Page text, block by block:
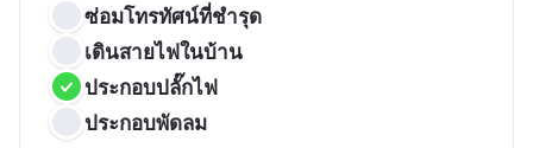
ซ่อมโทรทัศน์ที่ชำรุด
เดินสายไฟในบ้าน
ประกอบปลั๊กไฟ
ประกอบพัดลม